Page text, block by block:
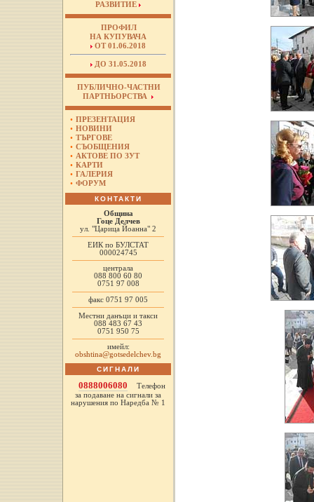
РАЗВИТИЕ
ПРОФИЛ
НА КУПУВАЧА
ОТ 01.06.2018
ДО 31.05.2018
ПУБЛИЧНО-ЧАСТНИ
ПАРТНЬОРСТВА
• ПРЕЗЕНТАЦИЯ
• НОВИНИ
• ТЪРГОВЕ
• СЪОБЩЕНИЯ
• АКТОВЕ ПО ЗУТ
• КАРТИ
• ГАЛЕРИЯ
• ФОРУМ
КОНТАКТИ
Община
Гоце Делчев
ул. "Царица Йоанна" 2
ЕИК по БУЛСТАТ
000024745
централа
088 800 60 80
0751 97 008
факс 0751 97 005
Местни данъци и такси
088 483 67 43
0751 950 75
имейл:
obshtina@gotsedelchev.bg
СИГНАЛИ
0888006080
Телефон
за подаване на сигнали за
нарушения по Наредба № 1